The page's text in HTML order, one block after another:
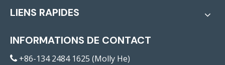
LIENS RAPIDES
INFORMATIONS DE CONTACT
 +86-134 2484 1625 (Molly He)